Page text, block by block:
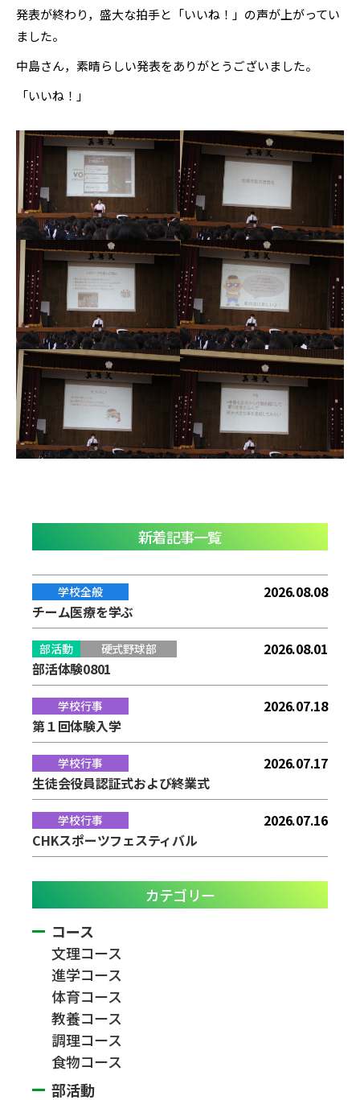
発表が終わり，盛大な拍手と「いいね！」の声が上がってい
ました。
中島さん，素晴らしい発表をありがとうございました。
「いいね！」
新着記事一覧
学校全般
2026.08.08
チーム医療を学ぶ
部活動 硬式野球部
2026.08.01
部活体験0801
学校行事
2026.07.18
第１回体験入学
学校行事
2026.07.17
生徒会役員認証式および終業式
学校行事
2026.07.16
CHKスポーツフェスティバル
カテゴリー
コース
文理コース
進学コース
体育コース
教養コース
調理コース
食物コース
部活動